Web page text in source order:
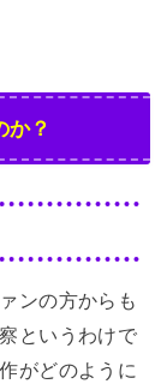
か？
ンの方からも
というわけで
がどのように